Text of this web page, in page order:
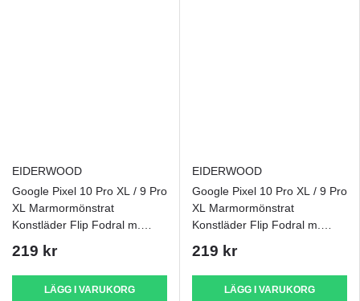
EIDERWOOD
Google Pixel 10 Pro XL / 9 Pro
XL Marmormönstrat
Konstläder Flip Fodral m.
Rem - Rosa / Blå
219 kr
LÄGG I VARUKORG
EIDERWOOD
Google Pixel 10 Pro XL / 9 Pro
XL Marmormönstrat
Konstläder Flip Fodral m.
Rem - Rosa / Lila
219 kr
LÄGG I VARUKORG